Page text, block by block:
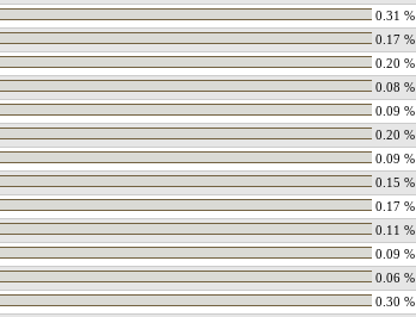
0.31 %
0.17 %
0.20 %
0.08 %
0.09 %
0.20 %
0.09 %
0.15 %
0.17 %
0.11 %
0.09 %
0.06 %
0.30 %